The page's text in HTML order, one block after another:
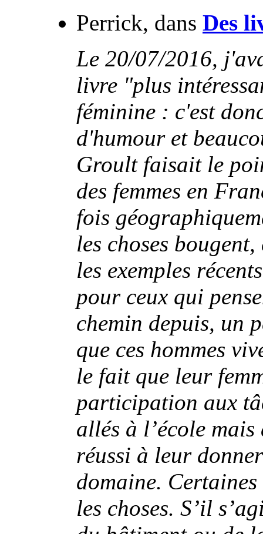
Perrick, dans Des
Le 20/07/2016,
livre "plus
féminine : c'est
d'humour et
Groult faisait le
des femmes en
fois
les choses
les exemples
pour ceux qui
chemin depuis, un
que ces hommes
le fait que leur
participation aux
allés à l’école
réussi à leur
domaine.
les choses. S’il